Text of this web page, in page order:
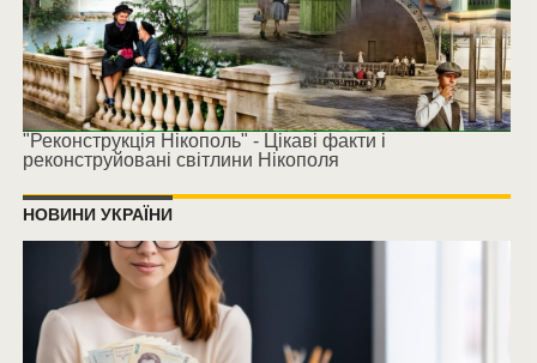
"Реконструкція Нікополь" - Цікаві факти і
реконструйовані світлини Нікополя
НОВИНИ УКРАЇНИ